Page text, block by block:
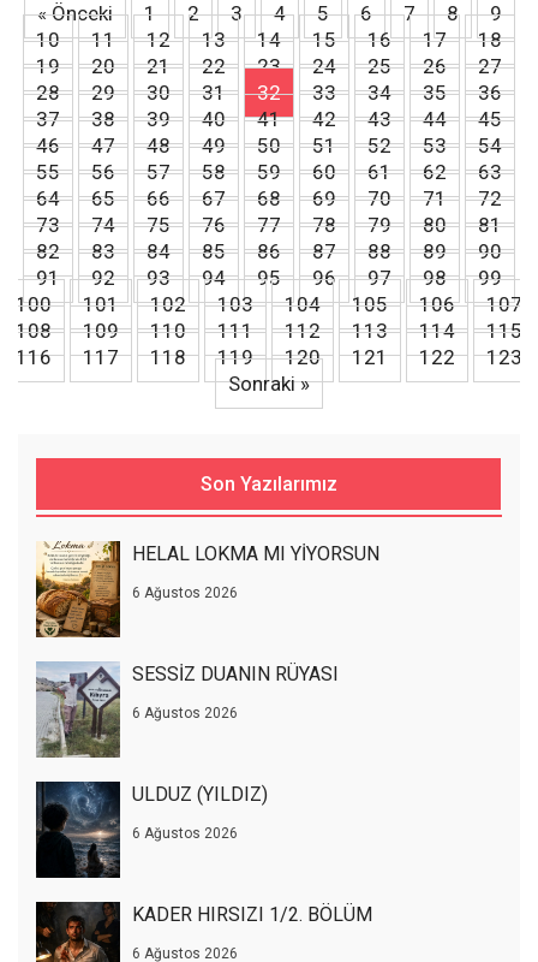
« Önceki 1 2 3 4 5 6 7 8
9
10
11 12 13 14 15 16 17
18
19
20 21 22 23 24 25 26
27
28
29 30 31 32 33 34 35
36
37
38 39 40 41 42 43 44
45
46
47 48 49 50 51 52 53
54
55
56 57 58 59 60 61 62
63
64
65 66 67 68 69 70 71
72
73
74 75 76 77 78 79 80
81
82
83 84 85 86 87 88 89
90
91
92 93 94 95 96 97 98
99
100
101 102 103 104 105 106
107
108
109 110 111 112 113 114
115
116
117 118 119 120 121 122
123
Sonraki »
Son Yazılarımız
HELAL LOKMA MI YİYORSUN
6 Ağustos 2026
SESSİZ DUANIN RÜYASI
6 Ağustos 2026
ULDUZ (YILDIZ)
6 Ağustos 2026
KADER HIRSIZI 1/2. BÖLÜM
6 Ağustos 2026